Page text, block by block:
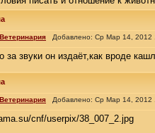
Ветеринария Добавлено: Ср Мар 14,
за звуки он издаёт,как вроде
Ветеринария Добавлено: Ср Мар 14,
cnf/userpix/38_007_2.jpg